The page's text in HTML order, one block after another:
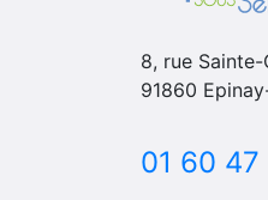
8, rue
91860
01 60